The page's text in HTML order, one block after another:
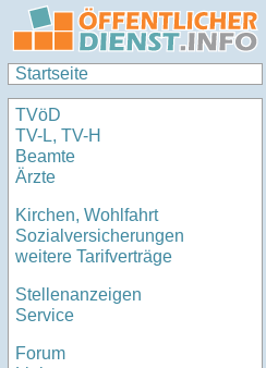
Startseite
TVöD
TV-L, TV-H
Beamte
Ärzte
Kirchen, Wohlfahrt
Sozialversicherungen
weitere Tarifverträge
Stellenanzeigen
Service
Forum